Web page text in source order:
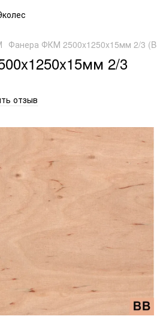
Фанера ФКМ 2500x1250x15мм 2/3
2/3
отзыв